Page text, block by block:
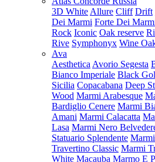
3D White Allure Cliff Drift
Dei Marmi Forte Dei
Rock Iconic Oak reserve
Rive Symphonyx Wine
Ava
Aesthetica Avorio Segesta
Bianco Imperiale Black
Sicilia Copacabana Deep
Wood Marmi Arabesque
Bardiglio Cenere Marmi
Amani Marmi Calacatta
Lasa Marmi Nero
Statuario Splendente
Travertino Classic Marmi
White Macauba Marmo E